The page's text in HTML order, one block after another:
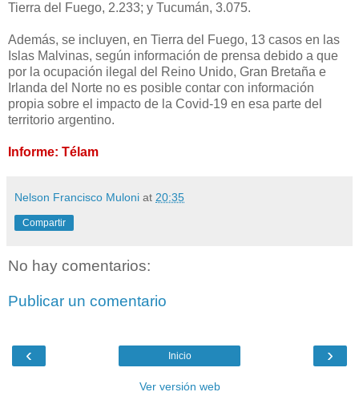
Tierra del Fuego, 2.233; y Tucumán, 3.075.
Además, se incluyen, en Tierra del Fuego, 13 casos en las
Islas Malvinas, según información de prensa debido a que
por la ocupación ilegal del Reino Unido, Gran Bretaña e
Irlanda del Norte no es posible contar con información
propia sobre el impacto de la Covid-19 en esa parte del
territorio argentino.
Informe: Télam
Nelson Francisco Muloni at 20:35
Compartir
No hay comentarios:
Publicar un comentario
‹ ›
Inicio
Ver versión web